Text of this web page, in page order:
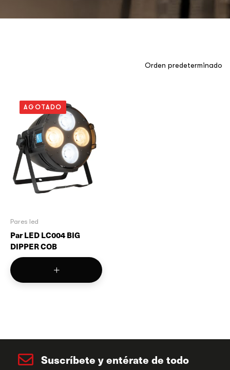
AGOTADO
Pares led
Par LED LC004 BIG
DIPPER COB
Suscríbete y entérate de todo